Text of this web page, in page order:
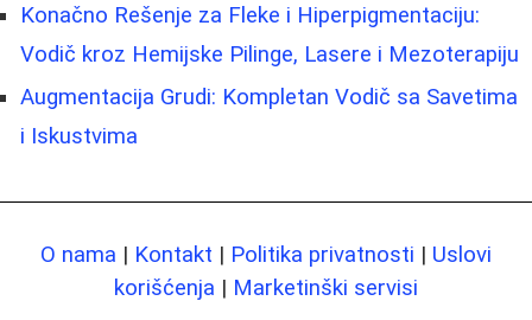
Konačno Rešenje za Fleke i Hiperpigmentaciju:
Vodič kroz Hemijske Pilinge, Lasere i Mezoterapiju
Augmentacija Grudi: Kompletan Vodič sa Savetima
i Iskustvima
O nama | Kontakt | Politika privatnosti | Uslovi
korišćenja | Marketinški servisi